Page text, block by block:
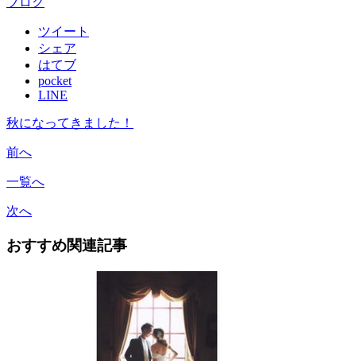
ツイート
シェア
はてブ
pocket
LINE
秋になってきました！
前へ
一覧へ
次へ
おすすめ関連記事